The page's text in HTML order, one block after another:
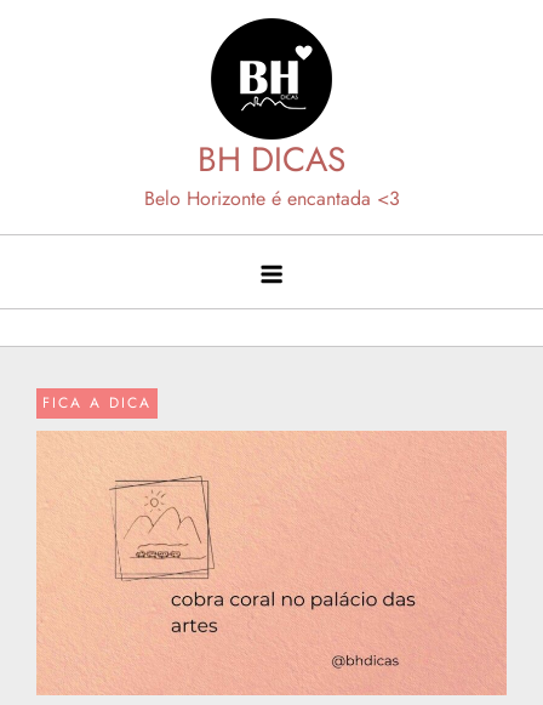
BH DICAS
Belo Horizonte é encantada <3
FICA A DICA